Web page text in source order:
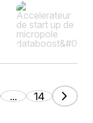
... 14